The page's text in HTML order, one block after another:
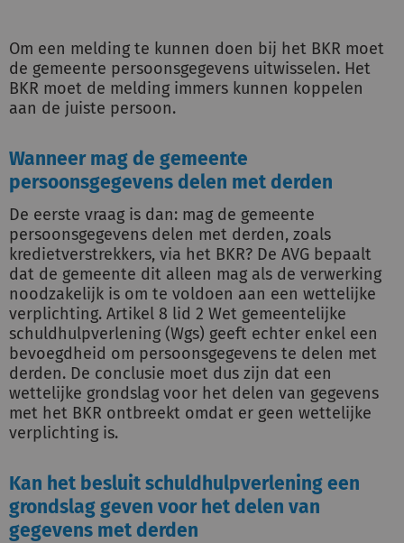
Om een melding te kunnen doen bij het BKR moet
de gemeente persoonsgegevens uitwisselen. Het
BKR moet de melding immers kunnen koppelen
aan de juiste persoon.
Wanneer mag de gemeente
persoonsgegevens delen met derden
De eerste vraag is dan: mag de gemeente
persoonsgegevens delen met derden, zoals
kredietverstrekkers, via het BKR? De AVG bepaalt
dat de gemeente dit alleen mag als de verwerking
noodzakelijk is om te voldoen aan een wettelijke
verplichting. Artikel 8 lid 2 Wet gemeentelijke
schuldhulpverlening (Wgs) geeft echter enkel een
bevoegdheid om persoonsgegevens te delen met
derden. De conclusie moet dus zijn dat een
wettelijke grondslag voor het delen van gegevens
met het BKR ontbreekt omdat er geen wettelijke
verplichting is.
Kan het besluit schuldhulpverlening een
grondslag geven voor het delen van
gegevens met derden